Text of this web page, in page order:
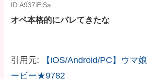
ID:A937iElSa
オペ本格的にバレてきたな
引用元:
【iOS/Android/PC】ウマ
ービー★9782